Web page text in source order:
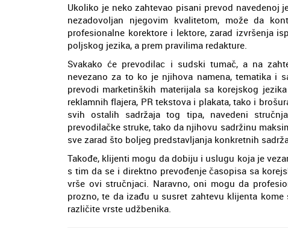
Ukoliko je neko zahtevao pisani prevod
nezadovoljan njegovim kvalitetom, može da
profesionalne korektore i lektore, zarad izvršenja
poljskog jezika, a prem pravilima redakture.
Svakako će prevodilac i sudski tumač, a na
nevezano za to ko je njihova namena, tematika i
prevodi marketinških materijala sa korejskog
reklamnih flajera, PR tekstova i plakata, tako i
svih ostalih sadržaja tog tipa, navedeni
prevodilačke struke, tako da njihovu sadržinu
sve zarad što boljeg predstavljanja konkretnih
Takođe, klijenti mogu da dobiju i uslugu koja je
s tim da se i direktno prevođenje časopisa sa
vrše ovi stručnjaci. Naravno, oni mogu da
prozno, te da izađu u susret zahtevu klijenta
različite vrste udžbenika.